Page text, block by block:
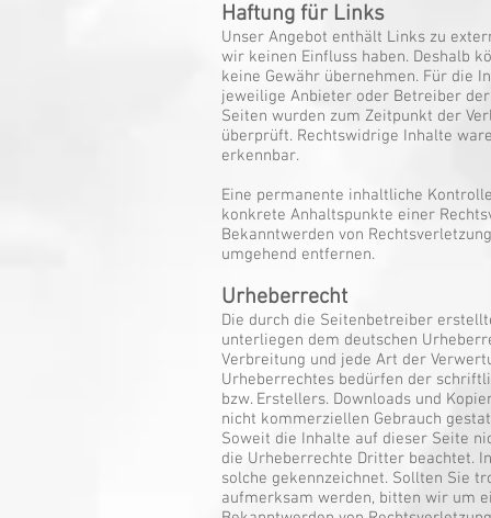
Haftung für Links
Unser Angebot enthält Links zu
wir keinen Einfluss haben. Deshalb
keine Gewähr übernehmen. Für die
jeweilige Anbieter oder Betreiber
Seiten wurden zum Zeitpunkt der
überprüft. Rechtswidrige Inhalte
erkennbar.
Eine permanente inhaltliche
konkrete Anhaltspunkte einer
Bekanntwerden von
umgehend entfernen.
Urheberrecht
Die durch die Seitenbetreiber
unterliegen dem deutschen
Verbreitung und jede Art der
Urheberrechtes bedürfen der
bzw. Erstellers. Downloads und
nicht kommerziellen Gebrauch
Soweit die Inhalte auf dieser Seite
die Urheberrechte Dritter beachtet.
solche gekennzeichnet. Sollten Sie
aufmerksam werden, bitten wir um